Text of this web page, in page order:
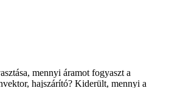
mennyi áramot fogyaszt a
hajszárító? Kiderült, mennyi a